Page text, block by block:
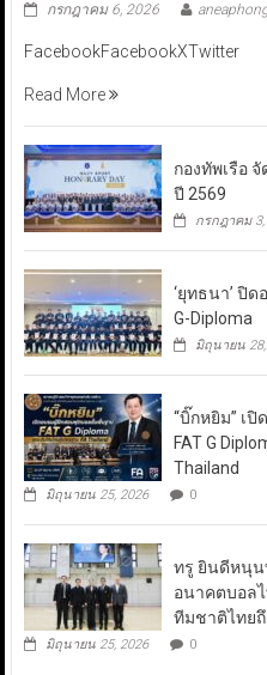
กรกฎาคม 6, 2026
FacebookFacebookXTwitter
Read More
กองทัพเรือ
ปี 2569
กรกฎาคม 3,
‘ยุทธนา’ ปิ
G-Diploma
มิถุนายน 28,
“บิ๊กหยิม” เ
FAT G
Thailand
มิถุนายน 25, 2026 0
ทรู ยินดีหนุน
อนาคตบอล
ทีมชาติไทยถึ
มิถุนายน 25, 2026 0